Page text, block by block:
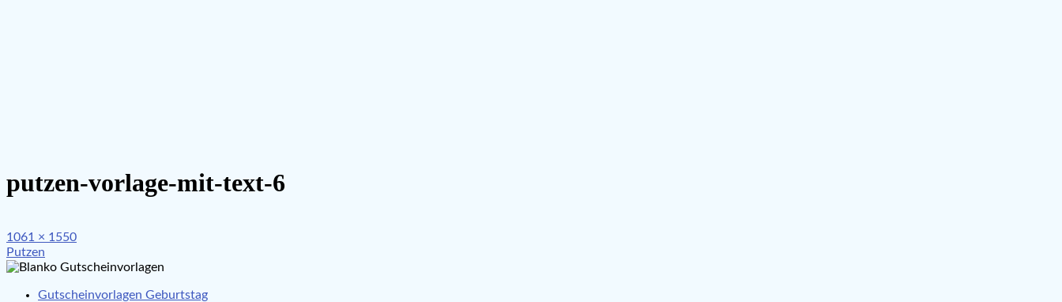
putzen-vorlage-mit-text-6
Full
size
1061 × 1550
Beitragsnavigation
Putzen
Gutscheinvorlagen Geburtstag